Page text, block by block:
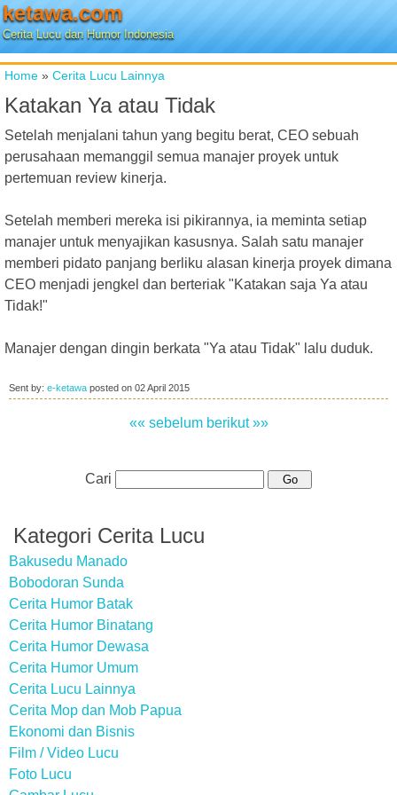
ketawa.com
Cerita Lucu dan Humor Indonesia
Home » Cerita Lucu Lainnya
Katakan Ya atau Tidak
Setelah menjalani tahun yang begitu berat, CEO sebuah
perusahaan memanggil semua manajer proyek untuk
pertemuan review kinerja.
Setelah memberi mereka isi pikirannya, ia meminta setiap
manajer untuk menyajikan kasusnya. Salah satu manajer
memberi pidato panjang berliku alasan kinerja proyek dimana
CEO menjadi jengkel dan berteriak "Katakan saja Ya atau
Tidak!"
Manajer dengan dingin berkata "Ya atau Tidak" lalu duduk.
Sent by: e-ketawa posted on 02 April 2015
«« sebelum berikut »»
Cari
Kategori Cerita Lucu
Bakusedu Manado
Bobodoran Sunda
Cerita Humor Batak
Cerita Humor Binatang
Cerita Humor Dewasa
Cerita Humor Umum
Cerita Lucu Lainnya
Cerita Mop dan Mob Papua
Ekonomi dan Bisnis
Film / Video Lucu
Foto Lucu